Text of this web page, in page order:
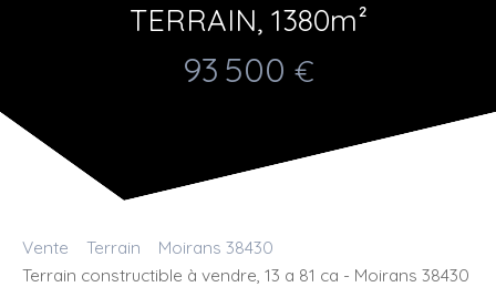
TERRAIN, 1380m²
93 500 €
Vente Terrain
Moirans 38430
Terrain constructible à vendre, 13 a 81 ca - Moirans 38430